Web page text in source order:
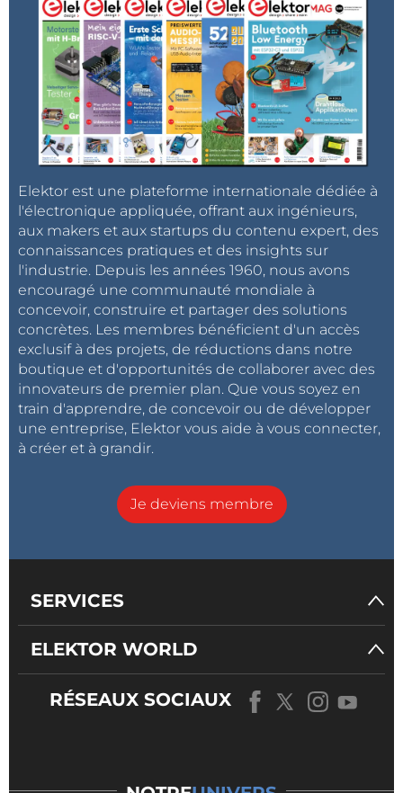
Elektor est une plateforme internationale dédiée à
l'électronique appliquée, offrant aux ingénieurs,
aux makers et aux startups du contenu expert, des
connaissances pratiques et des insights sur
l'industrie. Depuis les années 1960, nous avons
encouragé une communauté mondiale à
concevoir, construire et partager des solutions
concrètes. Les membres bénéficient d'un accès
exclusif à des projets, de réductions dans notre
boutique et d'opportunités de collaborer avec des
innovateurs de premier plan. Que vous soyez en
train d'apprendre, de concevoir ou de développer
une entreprise, Elektor vous aide à vous connecter,
à créer et à grandir.
Je deviens membre
SERVICES
ELEKTOR WORLD
RÉSEAUX SOCIAUX